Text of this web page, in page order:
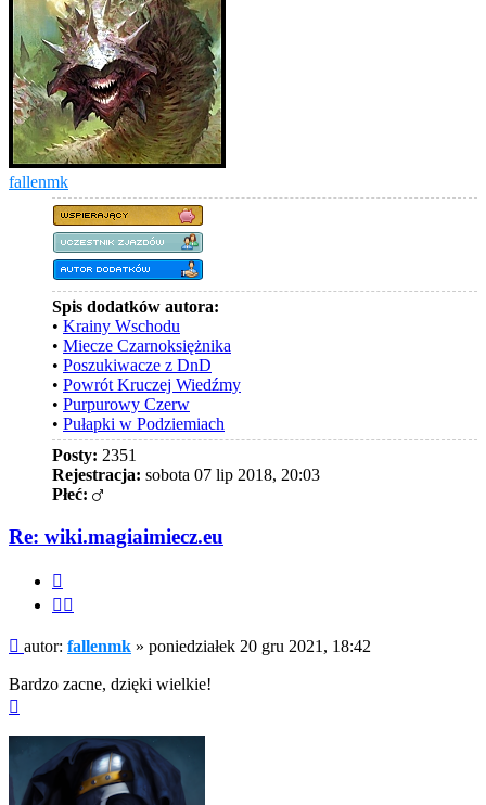
fallenmk
Spis dodatków autora:
• Krainy Wschodu
• Miecze Czarnoksiężnika
• Poszukiwacze z DnD
• Powrót Kruczej Wiedźmy
• Purpurowy Czerw
• Pułapki w Podziemiach
Posty: 2351
Rejestracja: sobota 07 lip 2018, 20:03
Płeć:
Re: wiki.magiaimiecz.eu
Post
autor: fallenmk » poniedziałek 20 gru 2021, 18:42
Bardzo zacne, dzięki wielkie!